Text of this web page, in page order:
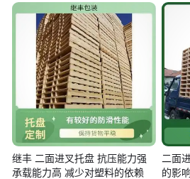
继丰 二面进叉托盘 抗压能力强
承载能力高 减少对塑料的依赖
二面
的影